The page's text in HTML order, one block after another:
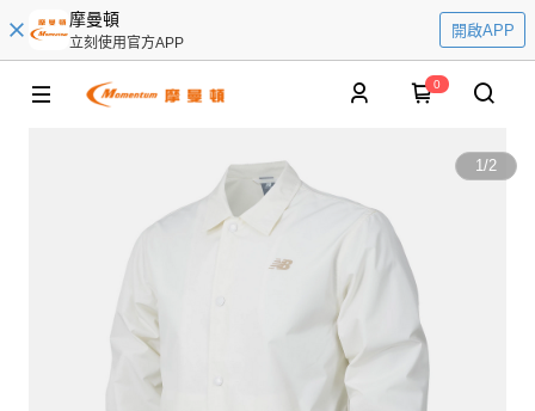
摩曼頓
立刻使用官方APP
開啟APP
0
1/2